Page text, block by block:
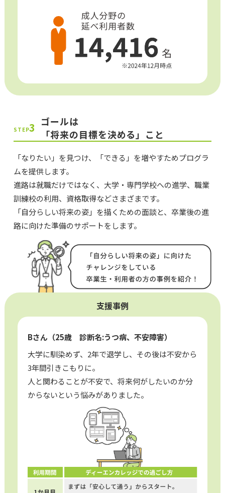
STEP3 ゴールは
「将来の目標を決める」こと
「なりたい」を見つけ、「できる」を増やすためプログラ
ムを提供します。
進路は就職だけではなく、大学・専門学校への進学、職業
訓練校の利用、資格取得などさまざまです。
「自分らしい将来の姿」を描くための面談と、卒業後の進
路に向けた準備のサポートをします。
支援事例
Bさん（25歳 診断名:うつ病、不安障害）
大学に馴染めず、2年で退学し、その後は不安から
3年間引きこもりに。
人と関わることが不安で、将来何がしたいのか分
からないという悩みがありました。